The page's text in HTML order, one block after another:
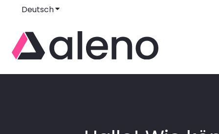
DeutschUntermenü für Übersetzungen anzeigen